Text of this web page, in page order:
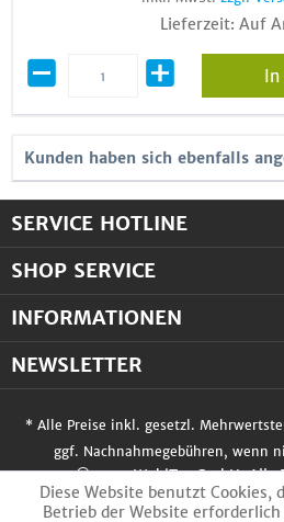
Lieferzeit: Auf
In
Kunden haben sich ebenfalls
SERVICE HOTLINE
SHOP SERVICE
INFORMATIONEN
NEWSLETTER
* Alle Preise inkl. gesetzl.
ggf. Nachnahmegebühren, wenn
© 2017 WobiTec GmbH. Alle
Diese Website benutzt Cookies,
Betrieb der Website